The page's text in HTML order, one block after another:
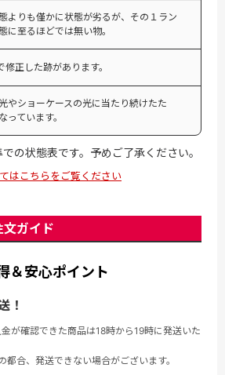
よりも僅かに状態が劣るが、その１ラン
に至るほどでは無い物。
修正した跡があります。
やショーケースの光に当たり続けたた
っています。
の状態表です。予めご了承ください。
はこちらをご覧ください
ガイド
＆安心ポイント
！
が確認できた商品は18時から19時に発送いた
都合、発送できない場合がございます。